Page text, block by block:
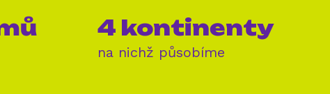
4 kontinenty
na nichž působíme